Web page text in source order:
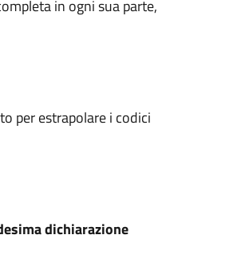
in ogni sua parte,
per estrapolare i codici
dichiarazione